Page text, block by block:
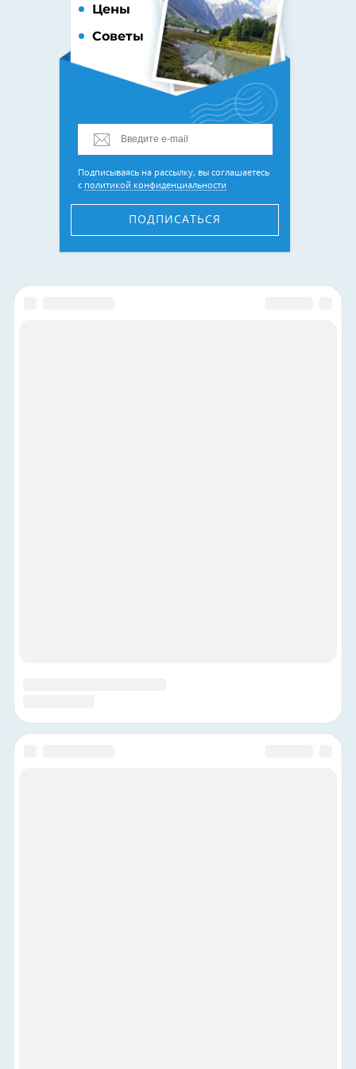
Цены
Советы
Подписываясь на рассылку, вы соглашаетесь
с политикой конфиденциальности
ПОДПИСАТЬСЯ